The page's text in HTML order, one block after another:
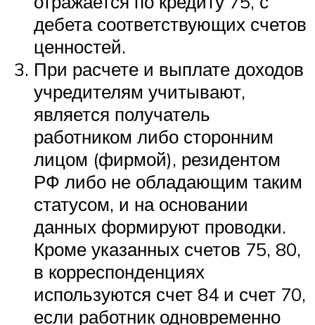
дебета соответствующих счетов
ценностей.
При расчете и выплате доходов
учредителям учитывают,
является получатель
работником либо сторонним
лицом (фирмой), резидентом
РФ либо не обладающим таким
статусом, и на основании
данных формируют проводки.
Кроме указанных счетов 75, 80,
в корреспонденциях
используются счет 84 и счет 70,
если работник одновременно